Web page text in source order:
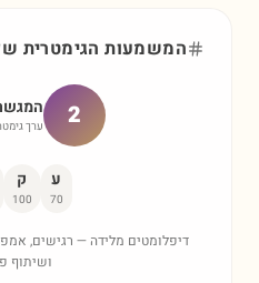
המשמעות הגימטרית
2 ערך
ע
70
ק
100
דיפלומטים מלידה — רגישים,
ושיתוף